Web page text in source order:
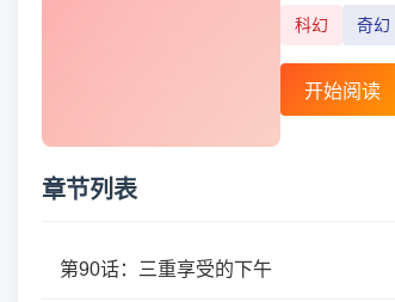
科幻 奇幻
开始阅读
章节列表
第90话：三重享受的下午